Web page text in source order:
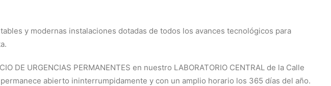
y modernas instalaciones dotadas de todos los avances tecnológicos para
DE URGENCIAS PERMANENTES en nuestro LABORATORIO CENTRAL de la Calle
abierto ininterrumpidamente y con un amplio horario los 365 días del año.